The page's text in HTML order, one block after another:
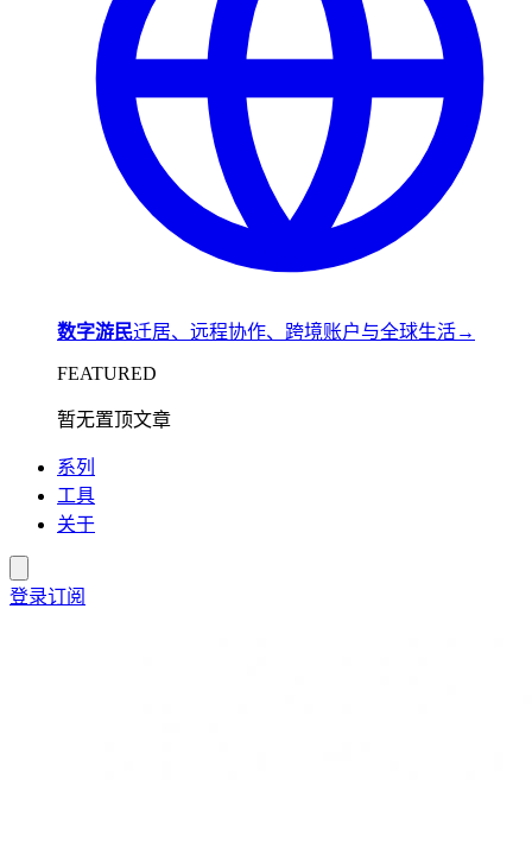
数字游民迁居、远程协作、跨境账户与全球生活→
FEATURED
暂无置顶文章
系列
工具
关于
登录订阅